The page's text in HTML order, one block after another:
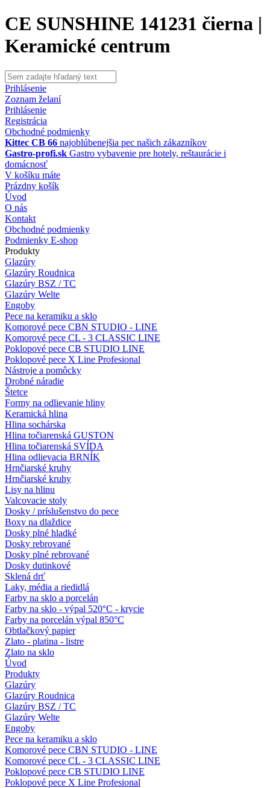
CE SUNSHINE 141231 čierna |
Keramické centrum
Prihlásenie
Zoznam želaní
Prihlásenie
Registrácia
Obchodné podmienky
Kittec CB 66 najoblúbenejšia pec našich zákazníkov
Gastro-profi.sk Gastro vybavenie pre hotely, reštaurácie i
domácnosť
V košíku máte
Prázdny košík
Úvod
O nás
Kontakt
Obchodné podmienky
Podmienky E-shop
Produkty
Glazúry
Glazúry Roudnica
Glazúry BSZ / TC
Glazúry Welte
Engoby
Pece na keramiku a sklo
Komorové pece CBN STUDIO - LINE
Komorové pece CL - 3 CLASSIC LINE
Poklopové pece CB STUDIO LINE
Poklopové pece X Line Profesional
Nástroje a pomôcky
Drobné náradie
Štetce
Formy na odlievanie hliny
Keramická hlina
Hlina sochárska
Hlina točiarenská GUSTON
Hlina točiarenská SVÍDA
Hlina odlievacia BRNÍK
Hrnčiarské kruhy
Hrnčiarské kruhy
Lisy na hlinu
Valcovacie stoly
Dosky / príslušenstvo do pece
Boxy na dlaždice
Dosky plné hladké
Dosky rebrované
Dosky plné rebrované
Dosky dutinkové
Sklená drť
Laky, média a riedidlá
Farby na sklo a porcelán
Farby na sklo - výpal 520°C - krycie
Farby na porcelán výpal 850°C
Obtlačkový papier
Zlato - platina - listre
Zlato na sklo
Úvod
Produkty
Glazúry
Glazúry Roudnica
Glazúry BSZ / TC
Glazúry Welte
Engoby
Pece na keramiku a sklo
Komorové pece CBN STUDIO - LINE
Komorové pece CL - 3 CLASSIC LINE
Poklopové pece CB STUDIO LINE
Poklopové pece X Line Profesional